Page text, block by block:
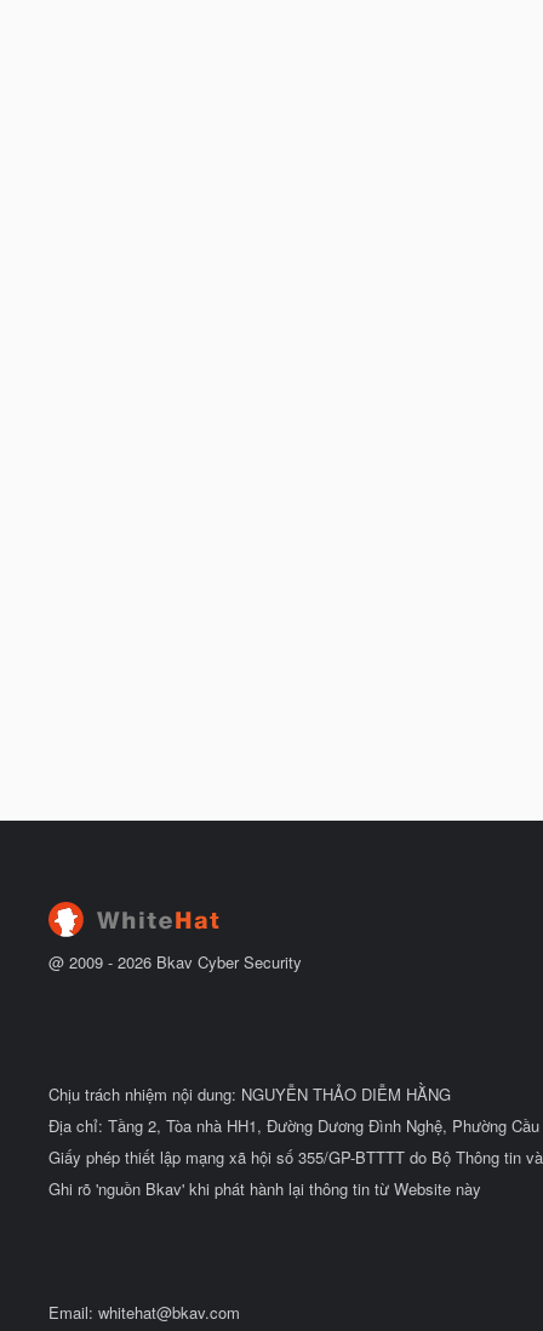
@ 2009 - 2026 Bkav Cyber Security
Chịu trách nhiệm nội dung: NGUYỄN THẢO DIỄM HẰNG
Địa chỉ: Tầng 2, Tòa nhà HH1, Đường Dương Đình Nghệ, Phường
Giấy phép thiết lập mạng xã hội số 355/GP-BTTTT do Bộ Thông tin
Ghi rõ 'nguồn Bkav' khi phát hành lại thông tin từ Website này
Email: whitehat@bkav.com